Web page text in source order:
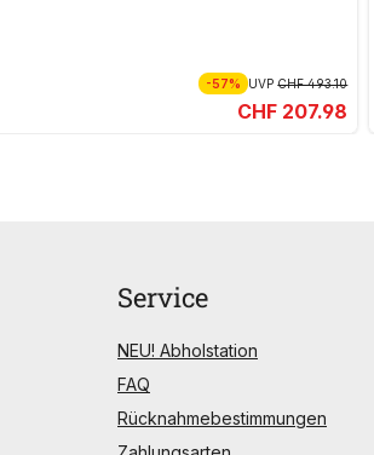
-57% UVPCHF 493.10
CHF 207.98
Service
NEU! Abholstation
FAQ
Rücknahmebestimmungen